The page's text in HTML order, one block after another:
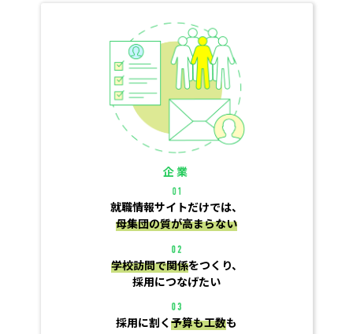
企業
就職情報サイトだけでは、
母集団の質が高まらない
学校訪問で関係をつくり、
採用につなげたい
採用に割く 予算も工数も